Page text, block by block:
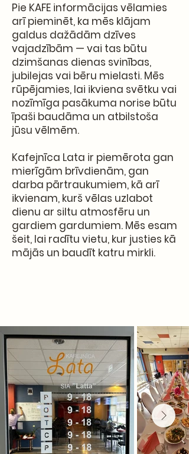
Pie KAFE informācijas vēlamies
arī pieminēt, ka mēs klājam
galdus dažādām dzīves
vajadzībām — vai tas būtu
dzimšanas dienas svinības,
jubilejas vai bēru mielasti. Mēs
rūpējamies, lai ikviena svētku vai
nozīmīga pasākuma norise būtu
īpaši baudāma un atbilstoša
jūsu vēlmēm.
Kafejnīca Lata ir piemērota gan
mierīgām brīvdienām, gan
darba pārtraukumiem, kā arī
ikvienam, kurš vēlas uzlabot
dienu ar siltu atmosfēru un
gardiem gardumiem. Mēs esam
šeit, lai radītu vietu, kur justies kā
mājās un baudīt katru mirkli.